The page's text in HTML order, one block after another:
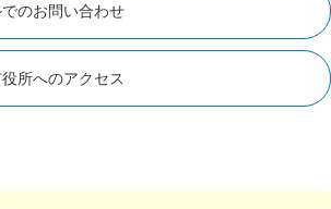
でのお問い合わせ
所へのアクセス